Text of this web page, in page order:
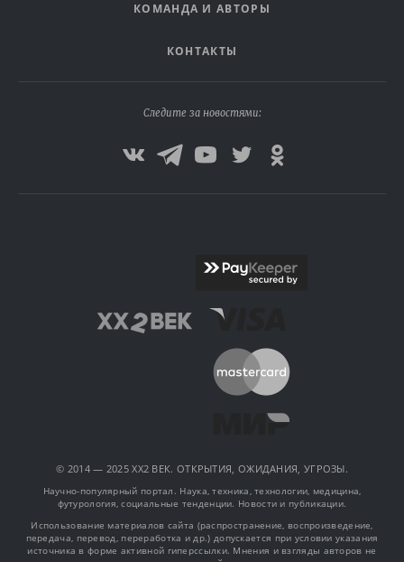
КОМАНДА И АВТОРЫ
КОНТАКТЫ
Следите за новостями:
© 2014 — 2025 XX2 ВЕК. ОТКРЫТИЯ, ОЖИДАНИЯ, УГРОЗЫ.
Научно-популярный портал. Наука, техника, технологии, медицина,
футурология, социальные тенденции. Новости и публикации.
Использование материалов сайта (распространение, воспроизведение,
передача, перевод, переработка и др.) допускается при условии указания
источника в форме активной гиперссылки. Мнения и взгляды авторов не